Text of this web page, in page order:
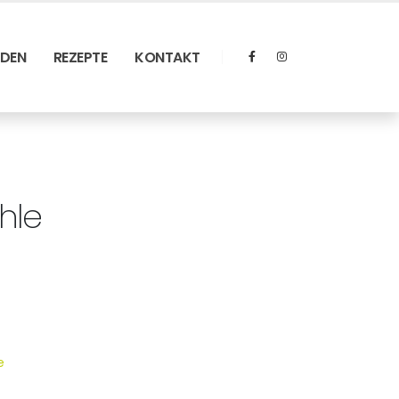
REZEPTE KONTAKT